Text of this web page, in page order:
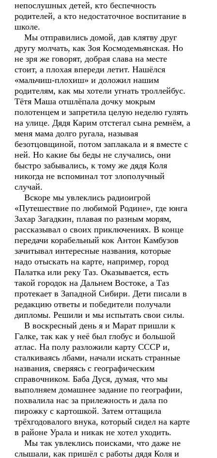
непослушных детей, кто беспечность
родителей, а кто недостаточное воспитание в
школе.
Мы отправились домой, дав клятву друг
другу молчать, как Зоя Космодемьянская. Но
не зря же говорят, добрая слава на месте
стоит, а плохая впереди летит. Нашёлся
«мальчиш-плохиш» и доложил нашим
родителям, как мы хотели угнать троллейбус.
Тётя Маша отшлёпала дочку мокрым
полотенцем и запретила целую неделю гулять
на улице. Дядя Карим отстегал сына ремнём, а
меня мама долго ругала, называя
безотцовщиной, потом заплакала и я вместе с
ней. Но какие бы беды не случались, они
быстро забывались, к тому же дядя Коля
никогда не вспоминал тот злополучный
случай.
Вскоре мы увлеклись радиоигрой
«Путешествие по любимой Родине», где юнга
Захар Загадкин, плавая по разным морям,
рассказывал о своих приключениях. В конце
передачи корабельный кок Антон Камбузов
зачитывал интересные названия, которые
надо отыскать на карте, например, город
Палатка или реку Таз. Оказывается, есть
такой городок на Дальнем Востоке, а Таз
протекает в Западной Сибири. Дети писали в
редакцию ответы и победители получали
дипломы. Решили и мы испытать свои силы.
В воскресный день я и Марат пришли к
Галке, так как у неё был глобус и большой
атлас. На полу разложили карту СССР и,
сталкиваясь лбами, начали искать странные
названия, сверяясь с географическим
справочником. Баба Дуся, думая, что мы
выполняем домашнее задание по географии,
похвалила нас за прилежность и дала по
пирожку с картошкой. Затем оттащила
трёхгодовалого внука, который сидел на карте
в районе Урала и никак не хотел уходить.
Мы так увлеклись поисками, что даже не
слышали, как пришёл с работы дядя Коля и